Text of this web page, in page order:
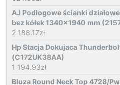
AJ Podłogowe ścianki
bez kółek 1340x1940 mm
2 188.17zł
Hp Stacja Dokujaca
(C172UK38AA)
1 194.93zł
Bluza Round Neck Top 4728/